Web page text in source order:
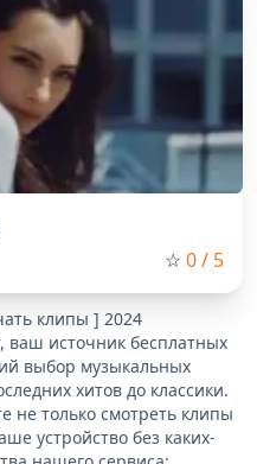
☆ 0/ 5
клипы ] 2024
ваш источник бесплатных
выбор музыкальных
хитов до классики.
только смотреть клипы
устройство без каких-